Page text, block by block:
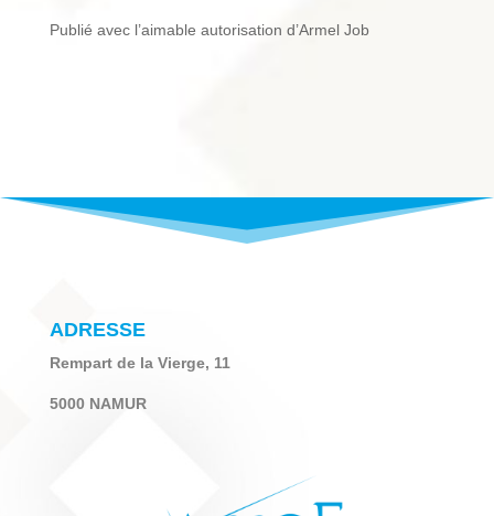
Publié avec l’aimable autorisation d’Armel Job
ADRESSE
Rempart de la Vierge, 11
5000 NAMUR